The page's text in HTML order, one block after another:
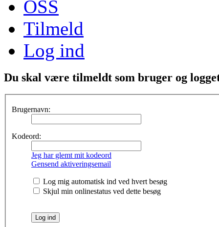
OSS
Tilmeld
Log ind
Du skal være tilmeldt som bruger og
Brugernavn:
Kodeord:
Jeg har glemt mit kodeord
Gensend aktiveringsemail
Log mig automatisk ind ved hvert besøg
Skjul min onlinestatus ved dette besøg